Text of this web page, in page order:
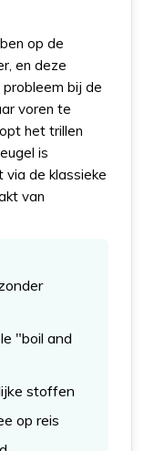
op de
en deze
bij de
voren te
het trillen
is
via de klassieke
van
"boil and
stoffen
op reis